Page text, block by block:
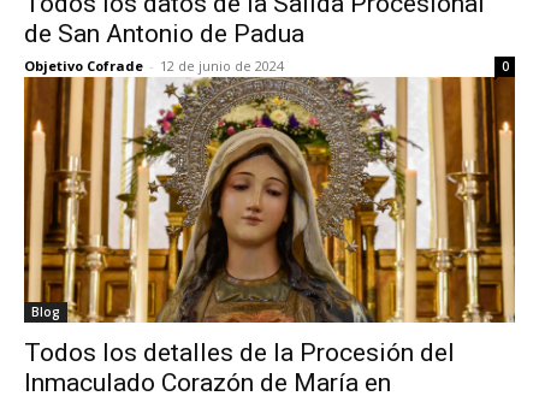
de San Antonio de Padua
Objetivo Cofrade - 12 de junio de 2024 0
Blog
Todos los detalles de la Procesión del
Inmaculado Corazón de María en